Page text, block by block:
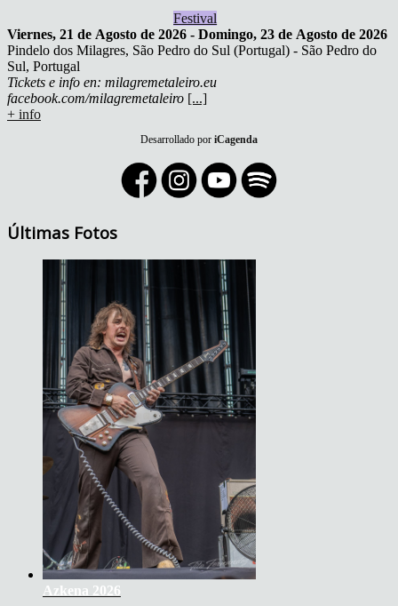
Festival
Viernes, 21 de Agosto de 2026 - Domingo, 23 de Agosto de 2026
Pindelo dos Milagres, São Pedro do Sul (Portugal) - São Pedro do
Sul, Portugal
Tickets e info en: milagremetaleiro.eu
facebook.com/milagremetaleiro [...]
+ info
Desarrollado por iCagenda
Últimas Fotos
Azkena 2026